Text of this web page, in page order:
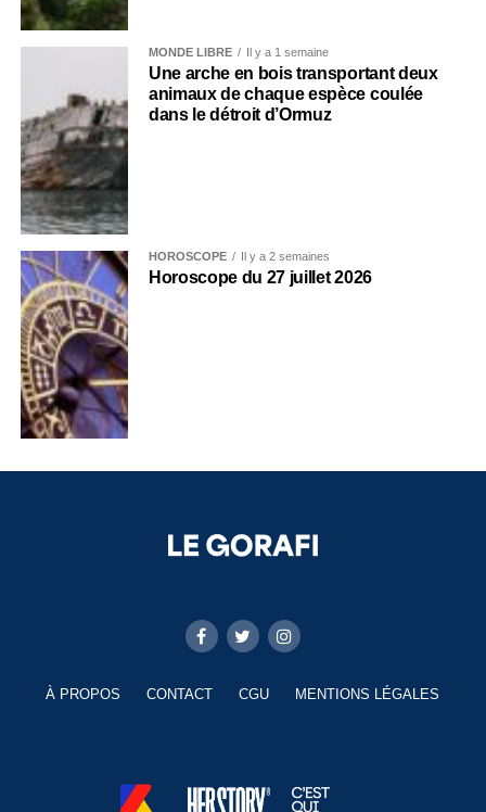
MONDE LIBRE Il y a 1 semaine
Une arche en bois transportant deux
animaux de chaque espèce coulée
dans le détroit d’Ormuz
HOROSCOPE Il y a 2 semaines
Horoscope du 27 juillet 2026
À PROPOS CONTACT CGU MENTIONS LÉGALES